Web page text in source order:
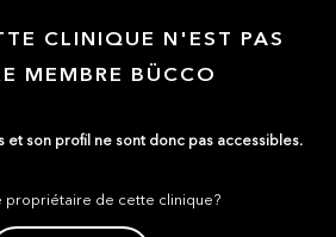
CLINIQUE N'EST PAS
MEMBRE BÜCCO
et son profil ne sont donc pas accessibles.
propriétaire de cette clinique?